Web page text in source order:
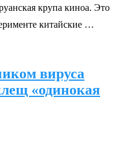
крупа киноа. Это
китайские …
вируса
«одинокая